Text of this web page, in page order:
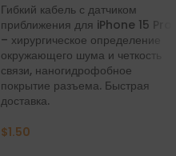
Гибкий кабель с датчиком
приближения для iPhone 15 Pro
– хирургическое определение
окружающего шума и четкость
связи, наногидрофобное
покрытие разъема. Быстрая
доставка.
$1.50